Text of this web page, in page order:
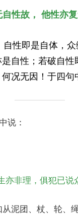
性故， 他性亦复
性即是自体，
自性；若破自
况无因！于四句
说：
亦非理，俱犯已说
泥团、杖、轮、